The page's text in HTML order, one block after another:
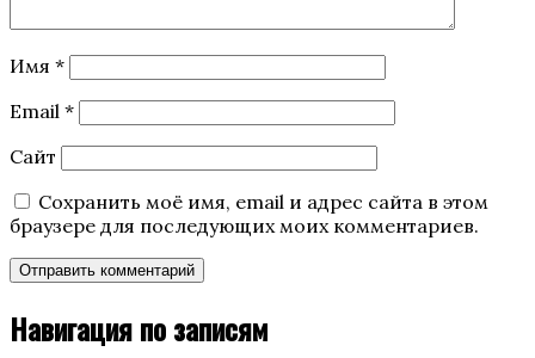
Имя *
Email *
Сайт
Сохранить моё имя, email и адрес сайта в этом
браузере для последующих моих комментариев.
Навигация по записям